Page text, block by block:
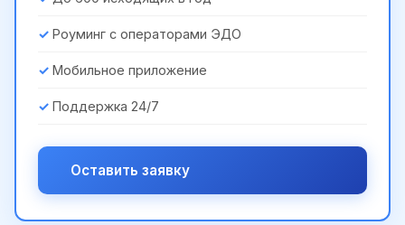
Роуминг с операторами ЭДО
Мобильное приложение
Поддержка 24/7
Оставить заявку